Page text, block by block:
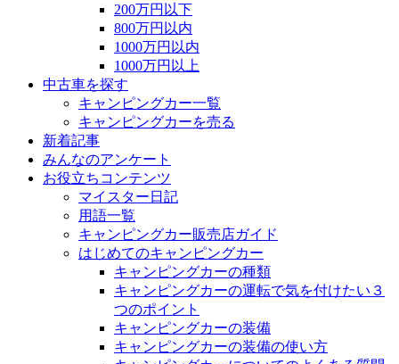
200万円以下
800万円以内
1000万円以内
1000万円以上
中古車を探す
キャンピングカー一覧
キャンピングカーを売る
新着記事
みんなのアンケート
お役立ちコンテンツ
マイスター日記
用語一覧
キャンピングカー販売店ガイド
はじめてのキャンピングカー
キャンピングカーの種類
キャンピングカーの運転で気を付けたい３
つのポイント
キャンピングカーの装備
キャンピングカーの装備の使い方